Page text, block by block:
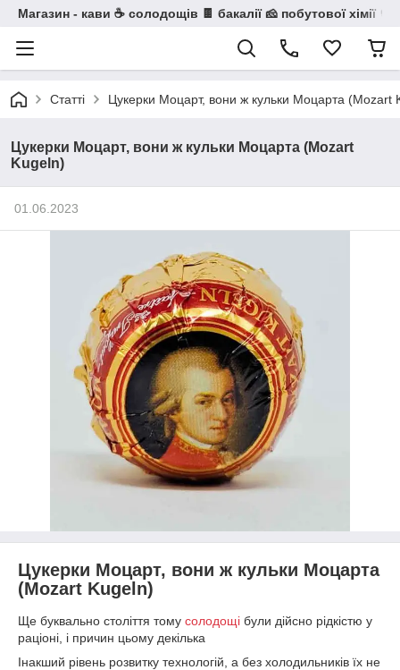
Магазин - кави ☕ солодощів 🍫 бакалії 🧀 побутової хімії 🧼
Статті Цукерки Моцарт, вони ж кульки Моцарта (Mozart
Цукерки Моцарт, вони ж кульки Моцарта (Mozart
Kugeln)
01.06.2023
Цукерки Моцарт, вони ж кульки Моцарта
(Mozart Kugeln)
Ще буквально століття тому солодощі були дійсно рідкістю у
раціоні, і причин цьому декілька
Інакший рівень розвитку технологій, а без холодильників їх не